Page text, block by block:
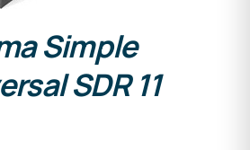
Simple
SDR 11